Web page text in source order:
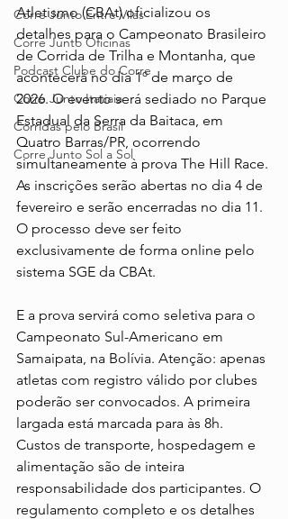
Corre Junto Entre Vilas
Corre Junto Oficinas
Podcast Clube do Corre
Corre Junto Itatiaia
Corridas pelo Brasil
Corre Junto Sol a Sol
Atletismo (CBAt) oficializou os
detalhes para o Campeonato Brasileiro
de Corrida de Trilha e Montanha, que
acontecerá no dia 1º de março de
2026. O evento será sediado no Parque
Estadual da Serra da Baitaca, em
Quatro Barras/PR, ocorrendo
simultaneamente à prova The Hill Race.
As inscrições serão abertas no dia 4 de
fevereiro e serão encerradas no dia 11.
O processo deve ser feito
exclusivamente de forma online pelo
sistema SGE da CBAt.
E a prova servirá como seletiva para o
Campeonato Sul-Americano em
Samaipata, na Bolívia. Atenção: apenas
atletas com registro válido por clubes
poderão ser convocados. A primeira
largada está marcada para às 8h.
Custos de transporte, hospedagem e
alimentação são de inteira
responsabilidade dos participantes. O
regulamento completo e os detalhes